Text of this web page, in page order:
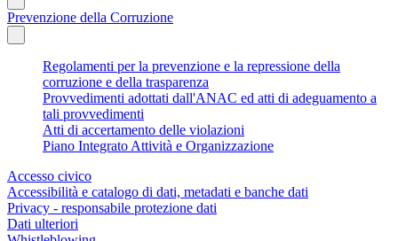
Prevenzione della Corruzione
Regolamenti per la prevenzione e la repressione della
corruzione e della trasparenza
Provvedimenti adottati dall'ANAC ed atti di adeguamento a
tali provvedimenti
Atti di accertamento delle violazioni
Piano Integrato Attività e Organizzazione
Accesso civico
Accessibilità e catalogo di dati, metadati e banche dati
Privacy - responsabile protezione dati
Dati ulteriori